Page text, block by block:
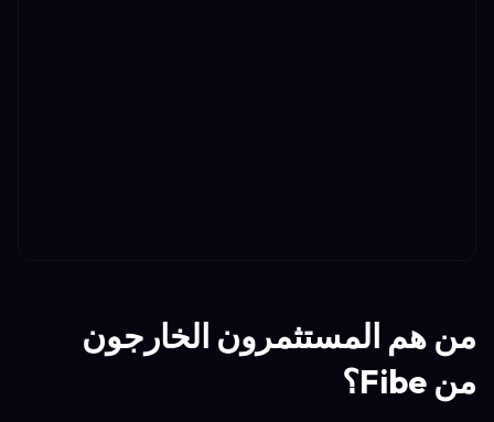
من هم المستثمرون الخارجون
من Fibe؟